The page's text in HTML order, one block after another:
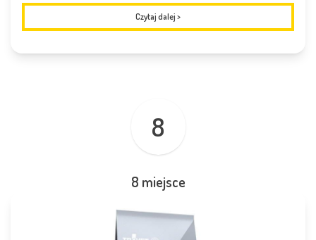
Czytaj dalej >
8
8 miejsce